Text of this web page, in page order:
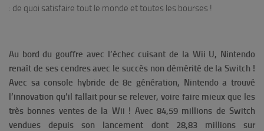
: de quoi satisfaire tout le monde et toutes les bourses !
Au bord du gouffre avec l’échec cuisant de la Wii U, Nintendo
renaît de ses cendres avec le succès non démérité de la Switch !
Avec sa console hybride de 8e génération, Nintendo a trouvé
l’innovation qu’il fallait pour se relever, voire faire mieux que les
très bonnes ventes de la Wii ! Avec 84,59 millions de Switch
vendues depuis son lancement dont 28,83 millions sur